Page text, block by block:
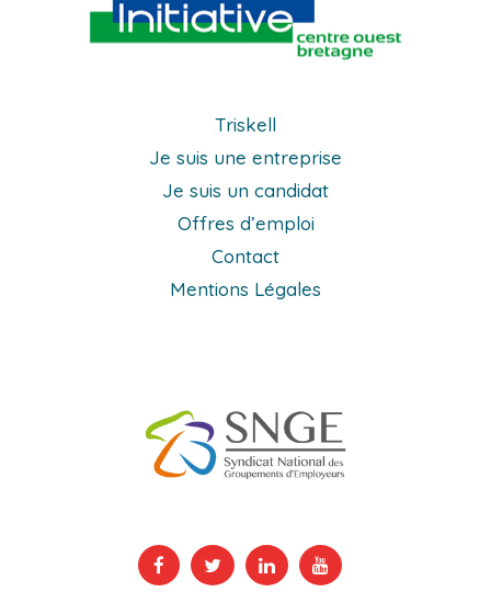
Triskell
Je suis une entreprise
Je suis un candidat
Offres d’emploi
Contact
Mentions Légales